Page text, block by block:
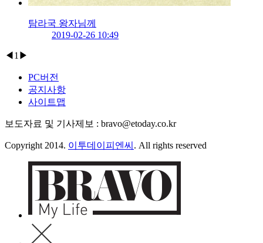
탐라국 왕자님께
2019-02-26 10:49
◀ 1 ▶
PC버전
공지사항
사이트맵
보도자료 및 기사제보 : bravo@etoday.co.kr
Copyright 2014. 이투데이피엔씨 . All rights reserved